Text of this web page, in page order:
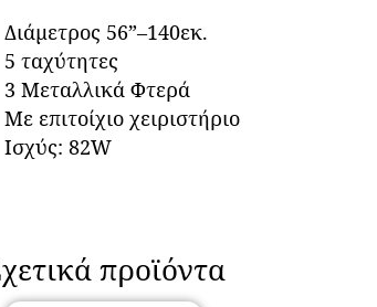
Διάμετρος 56”–140εκ.
5 ταχύτητες
3 Μεταλλικά Φτερά
Με επιτοίχιο χειριστήριο
Ισχύς: 82W
προϊόντα